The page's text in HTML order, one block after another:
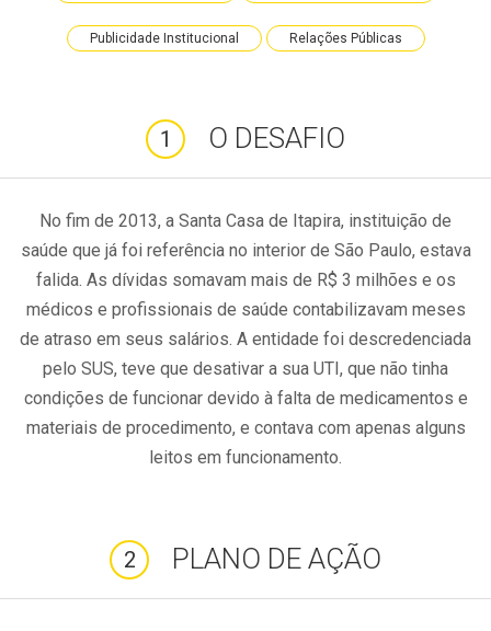
Publicidade Institucional Relações Públicas
1 O DESAFIO
No fim de 2013, a Santa Casa de Itapira, instituição de
saúde que já foi referência no interior de São Paulo, estava
falida. As dívidas somavam mais de R$ 3 milhões e os
médicos e profissionais de saúde contabilizavam meses
de atraso em seus salários. A entidade foi descredenciada
pelo SUS, teve que desativar a sua UTI, que não tinha
condições de funcionar devido à falta de medicamentos e
materiais de procedimento, e contava com apenas alguns
leitos em funcionamento.
2 PLANO DE AÇÃO